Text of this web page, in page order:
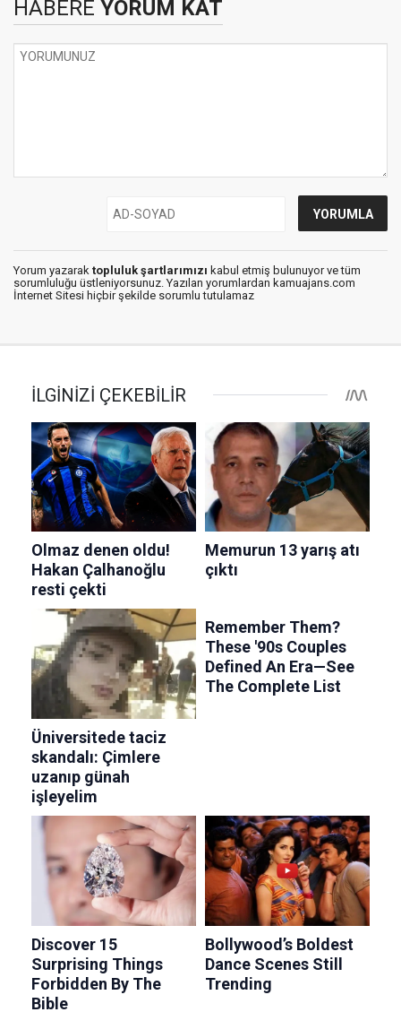
HABERE YORUM KAT
Yorum yazarak topluluk şartlarımızı kabul etmiş bulunuyor ve tüm
sorumluluğu üstleniyorsunuz. Yazılan yorumlardan kamuajans.com
İnternet Sitesi hiçbir şekilde sorumlu tutulamaz